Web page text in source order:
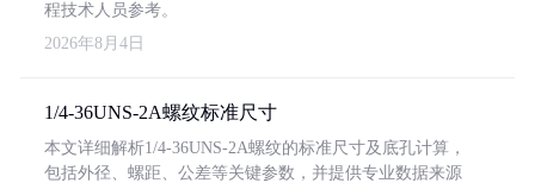
程技术人员参考。
2026年8月4日
1/4-36UNS-2A螺纹标准尺寸
本文详细解析1/4-36UNS-2A螺纹的标准尺寸及底孔计算，
包括外径、螺距、公差等关键参数，并提供专业数据来源